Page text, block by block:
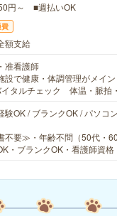
円～ ■週払いOK
額支給
准看護師
設で健康・体調管理がメイ
タルチェック 体温・脈拍
験OK / ブランクOK / パソコ
要≫・年齢不問（50代・
・ブランクOK・看護師資